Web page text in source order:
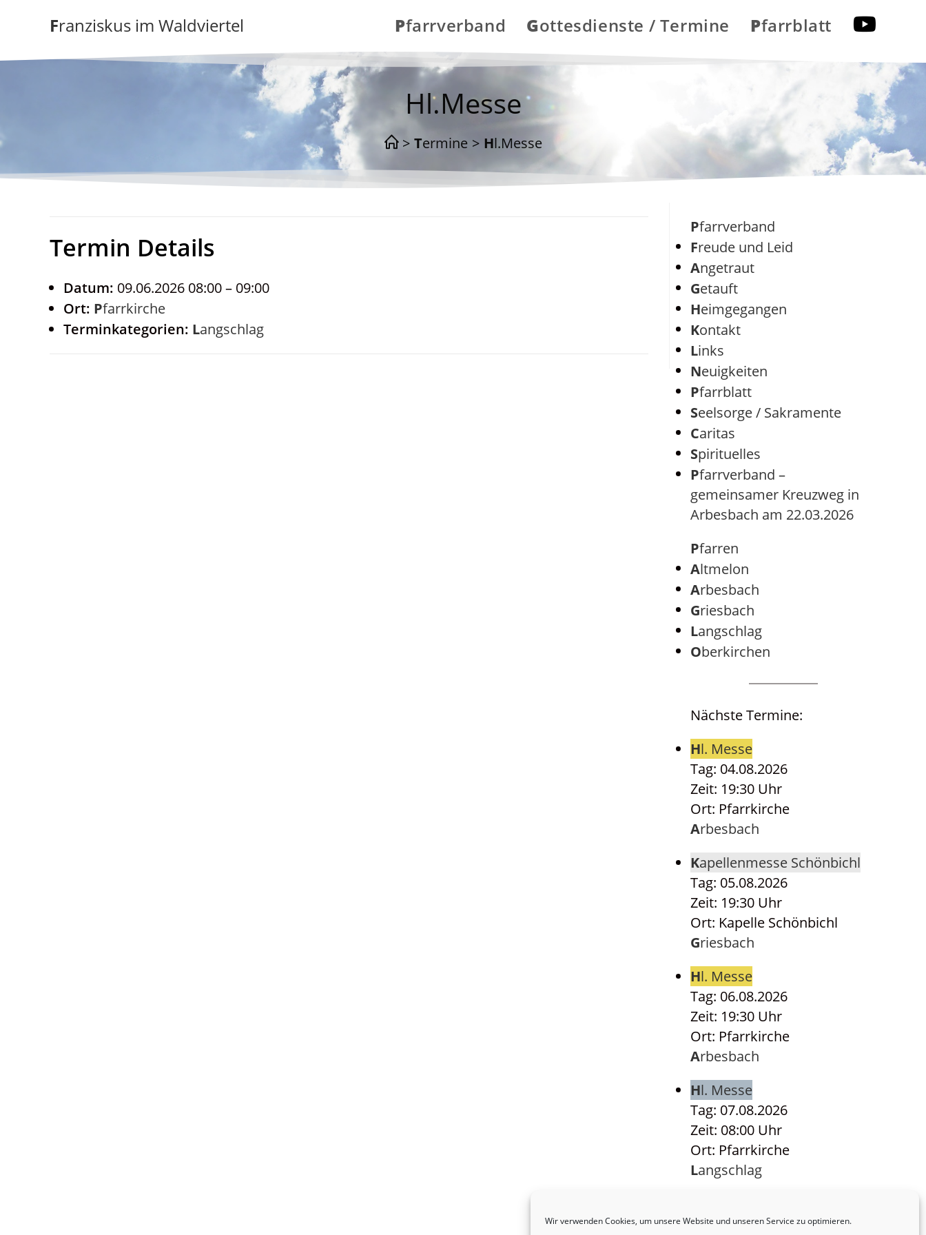
Wir verwenden Cookies, um unsere Website und unseren Service zu optimieren.
Franziskus im Waldviertel Pfarrverband Gottesdienste / Termine Pfarrblatt
Hl.Messe
> Termine > Hl.Messe
Termin Details
Datum: 09.06.2026 08:00– 09:00
Ort:
Pfarrkirche
Terminkategorien:
Langschlag
Pfarrverband
Freude und Leid
Angetraut
Getauft
Heimgegangen
Kontakt
Links
Neuigkeiten
Pfarrblatt
Seelsorge / Sakramente
Caritas
Spirituelles
Pfarrverband –
gemeinsamer Kreuzweg in
Arbesbach am 22.03.2026
Pfarren
Altmelon
Arbesbach
Griesbach
Langschlag
Oberkirchen
Nächste Termine:
Hl. Messe
Tag: 04.08.2026
Zeit: 19:30 Uhr
Ort: Pfarrkirche
Arbesbach
Kapellenmesse Schönbichl
Tag: 05.08.2026
Zeit: 19:30 Uhr
Ort: Kapelle Schönbichl
Griesbach
Hl. Messe
Tag: 06.08.2026
Zeit: 19:30 Uhr
Ort: Pfarrkirche
Arbesbach
Hl. Messe
Tag: 07.08.2026
Zeit: 08:00 Uhr
Ort: Pfarrkirche
Langschlag
Tag: 07.08.2026